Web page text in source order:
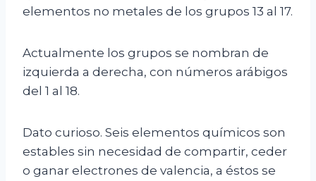
elementos no metales de los grupos 13 al 17.
Actualmente los grupos se nombran de
izquierda a derecha, con números arábigos
del 1 al 18.
Dato curioso. Seis elementos químicos son
estables sin necesidad de compartir, ceder
o ganar electrones de valencia, a éstos se